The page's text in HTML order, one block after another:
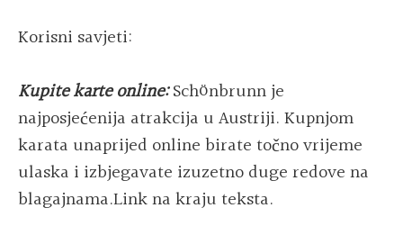
Korisni savjeti:
Kupite karte online:Schönbrunn je
najposjećenija atrakcija u Austriji. Kupnjom
karata unaprijed online birate točno vrijeme
ulaska i izbjegavate izuzetno duge redove na
blagajnama.Link na kraju teksta.